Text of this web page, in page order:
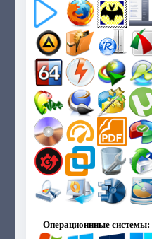
Операционнные системы: